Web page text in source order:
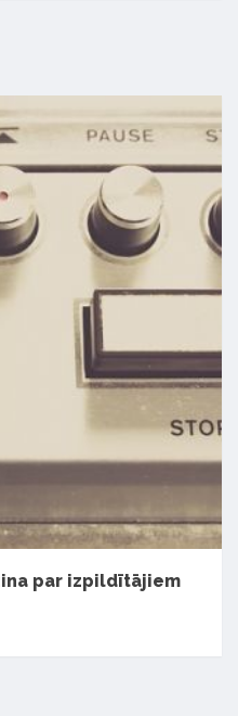
par izpildītājiem